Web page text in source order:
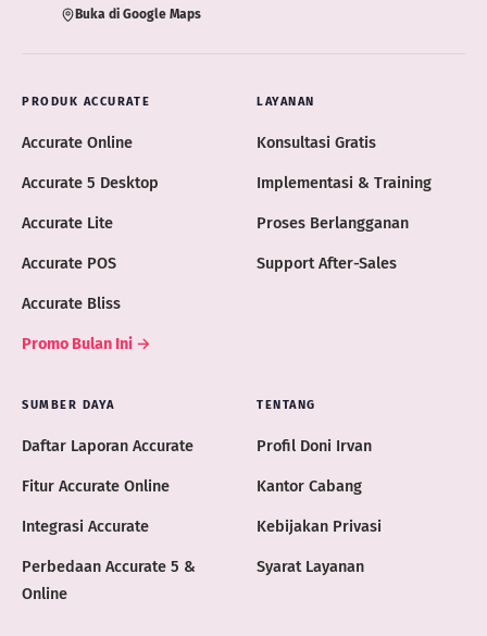
Buka di Google Maps
PRODUK ACCURATE
Accurate Online
Accurate 5 Desktop
Accurate Lite
Accurate POS
Accurate Bliss
Promo Bulan Ini →
LAYANAN
Konsultasi Gratis
Implementasi & Training
Proses Berlangganan
Support After-Sales
SUMBER DAYA
Daftar Laporan Accurate
Fitur Accurate Online
Integrasi Accurate
Perbedaan Accurate 5 &
Online
TENTANG
Profil Doni Irvan
Kantor Cabang
Kebijakan Privasi
Syarat Layanan